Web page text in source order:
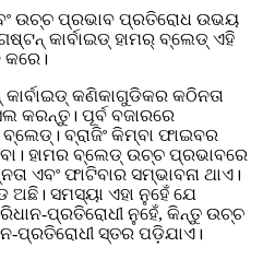
ଉଚ୍ଚ ପ୍ରଭାବ ପ୍ରତିରୋଧ ଉଭୟ
କାର୍ବାଇଡ୍ ହାମର୍ ବ୍ଲେଡ୍ ଏହି
କରେ।
କଣିକାଗୁଡିକର କଠିନତା
କରନ୍ତୁ। ପୂର୍ବ ବଜାରରେ
ବ୍ରାଜିଂ କିମ୍ବା ଫାଇବର
ହାମର ବ୍ଲେଡ୍ ଉଚ୍ଚ ପ୍ରଭାବରେ
ଏବଂ ଫାଟିବାର ସମ୍ଭାବନା ଥାଏ।
ସମସ୍ୟା ଏହା ନୁହେଁ ଯେ
ପ୍ରତିରୋଧୀ ନୁହେଁ, କିନ୍ତୁ ଉଚ୍ଚ
ପ୍ରତିରୋଧୀ ସ୍ତର ପଡ଼ିଯାଏ।